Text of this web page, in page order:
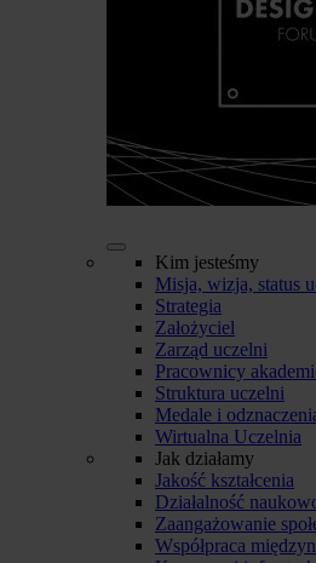
Kim jesteśmy
Misja, wizja, status
Strategia
Założyciel
Zarząd uczelni
Pracownicy
Struktura uczelni
Medale i
Wirtualna Uczelnia
Jak działamy
Jakość kształcenia
Działalność
Zaangażowanie
Współpraca